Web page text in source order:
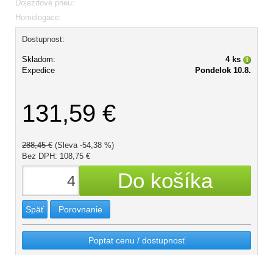
Dojezdové pneu:
Homologace:
Dostupnost:
Skladom:
4 ks
Expedice
Pondelok 10.8.
131,59 €
288,45 € (Sleva -54,38 %)
Bez DPH: 108,75 €
Späť Porovnanie
Poptat cenu / dostupnosť